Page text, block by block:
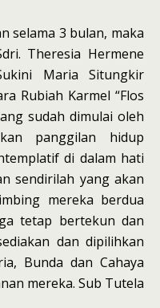
selama 3 bulan, maka
Theresia Hermene
Maria Situngkir
Rubiah Karmel “Flos
sudah dimulai oleh
panggilan hidup
di dalam hati
sendirilah yang akan
mereka berdua
tetap bertekun dan
dan dipilihkan
Bunda dan Cahaya
mereka. Sub Tutela